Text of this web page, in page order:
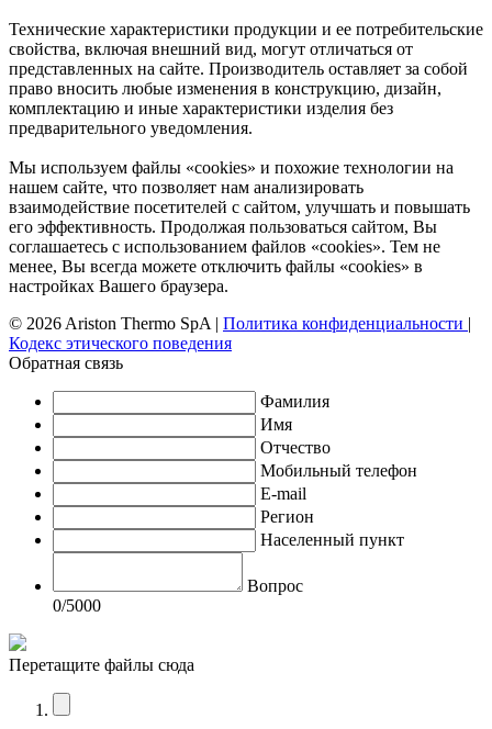
Технические характеристики продукции и ее потребительские
свойства, включая внешний вид, могут отличаться от
представленных на сайте. Производитель оставляет за собой
право вносить любые изменения в конструкцию, дизайн,
комплектацию и иные характеристики изделия без
предварительного уведомления.
Мы используем файлы «cookies» и похожие технологии на
нашем сайте, что позволяет нам анализировать
взаимодействие посетителей с сайтом, улучшать и повышать
его эффективность. Продолжая пользоваться сайтом, Вы
соглашаетесь с использованием файлов «cookies». Тем не
менее, Вы всегда можете отключить файлы «cookies» в
настройках Вашего браузера.
© 2026 Ariston Thermo SpA | Политика конфиденциальности |
Кодекс этического поведения
Обратная связь
Фамилия
Имя
Отчество
Мобильный телефон
E-mail
Регион
Населенный пункт
Вопрос
0/5000
Перетащите файлы сюда